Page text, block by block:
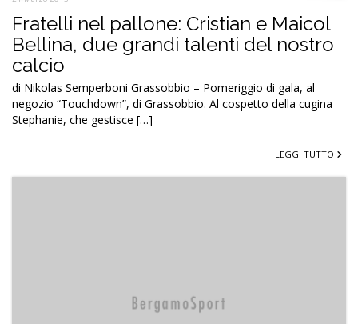
Fratelli nel pallone: Cristian e Maicol
Bellina, due grandi talenti del nostro
calcio
di Nikolas Semperboni Grassobbio – Pomeriggio di gala, al
negozio “Touchdown”, di Grassobbio. Al cospetto della cugina
Stephanie, che gestisce […]
LEGGI TUTTO